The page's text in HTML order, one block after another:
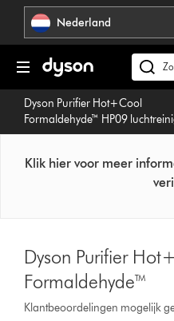
Navigatie
overslaan
Nederland
Zoek
op
dyson.nl
Dyson Purifier Hot+Cool
Formaldehyde™ HP09
Klik hier voor meer
Dyson Purifier
Formaldehyde™
Klantbeoordelingen mogelijk